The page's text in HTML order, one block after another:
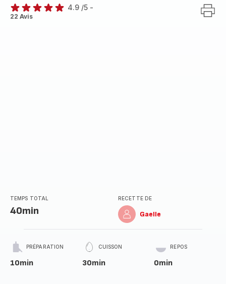
ratings.4.9
4.9 /5 -
22 Avis
TEMPS TOTAL
40min
RECETTE DE
Gaelle
PRÉPARATION
10min
CUISSON
30min
REPOS
0min